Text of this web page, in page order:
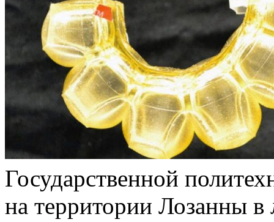
Государственной
на территории Лозанны в